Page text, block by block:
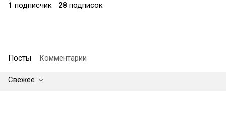
1 подписчик 28 подписок
Посты Комментарии
Свежее